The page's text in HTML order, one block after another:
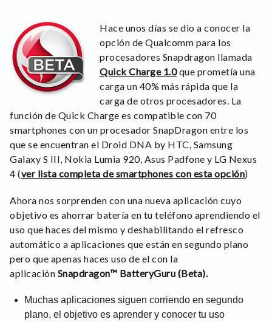
Hace unos días se dio a conocer la
opción de Qualcomm para los
procesadores Snapdragon llamada
Quick Charge 1.0que prometía una
carga un 40% más rápida que la
carga de otros procesadores. La
función de Quick Charge es compatible con 70
smartphones con un procesador SnapDragon entre los
que se encuentran el Droid DNA by HTC, Samsung
Galaxy S III, Nokia Lumia 920, Asus Padfone y LG Nexus
4 (ver lista completa de smartphones con esta opción)
Ahora nos sorprenden con una nueva aplicación cuyo
objetivo es ahorrar batería en tu teléfono aprendiendo el
uso que haces del mismo y deshabilitando el refresco
automático a aplicaciones que están en segundo plano
pero que apenas haces uso de el con la
aplicación Snapdragon™ BatteryGuru (Beta).
Muchas aplicaciones siguen corriendo en segundo
plano, el objetivo es aprender y conocer tu uso